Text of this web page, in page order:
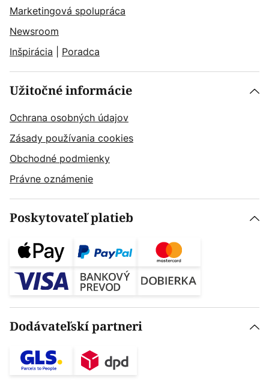
Marketingová spolupráca
Newsroom
Inšpirácia
Poradca
Užitočné informácie
Ochrana osobných údajov
Zásady používania cookies
Obchodné podmienky
Právne oznámenie
Poskytovateľ platieb
Dodávateľskí partneri